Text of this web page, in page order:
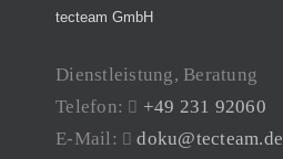
tecteam GmbH
Dienstleistung, Beratung
Telefon:
+49 231 92060
E-Mail:
doku@tecteam.de